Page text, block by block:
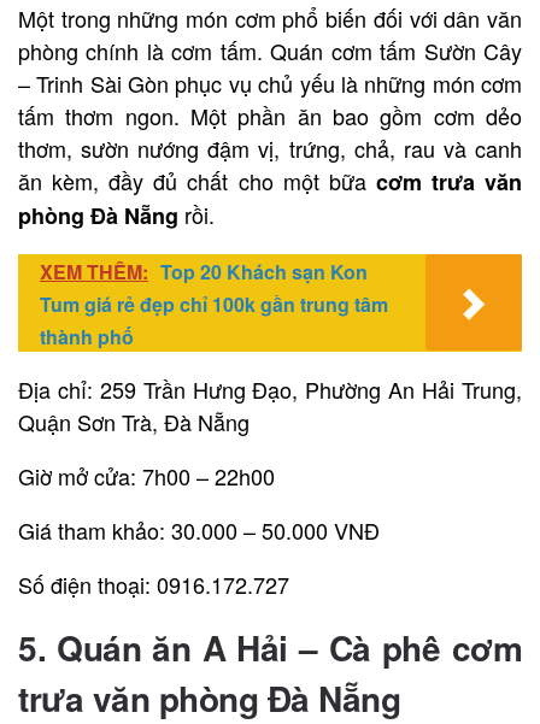
Một trong những món cơm phổ biến đối với dân văn
phòng chính là cơm tấm. Quán cơm tấm Sườn Cây
– Trinh Sài Gòn phục vụ chủ yếu là những món cơm
tấm thơm ngon. Một phần ăn bao gồm cơm dẻo
thơm, sườn nướng đậm vị, trứng, chả, rau và canh
ăn kèm, đầy đủ chất cho một bữa cơm trưa văn
phòng Đà Nẵng rồi.
XEM THÊM: Top 20 Khách sạn Kon
Tum giá rẻ đẹp chỉ 100k gần trung tâm
thành phố
Địa chỉ: 259 Trần Hưng Đạo, Phường An Hải Trung,
Quận Sơn Trà, Đà Nẵng
Giờ mở cửa: 7h00 – 22h00
Giá tham khảo: 30.000 – 50.000 VNĐ
Số điện thoại: 0916.172.727
5. Quán ăn A Hải – Cà phê cơm
trưa văn phòng Đà Nẵng